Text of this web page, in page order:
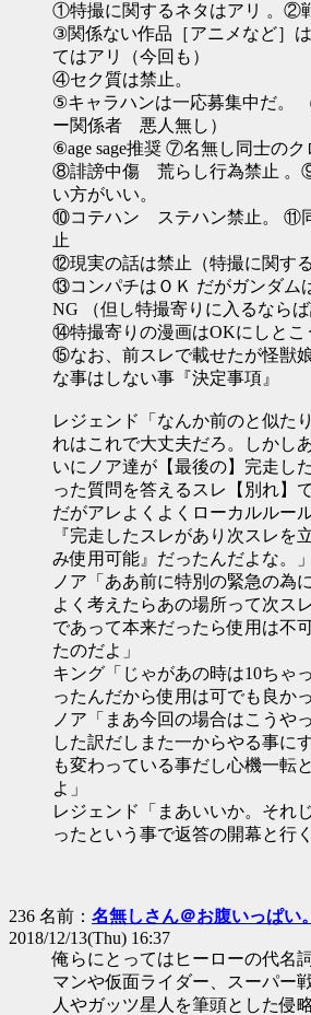
①特撮に関するネタはアリ 。②
③関係ない作品［アニメなど］
てはアリ（今回も）
④セク質は禁止。
⑤キャラハンは一応募集中だ。
ー関係者 悪人無し）
⑥age sage推奨 ⑦名無し同士のク
⑧誹謗中傷 荒らし行為禁止 。
い方がいい。
⑩コテハン ステハン禁止。 ⑪
止
⑫現実の話は禁止（特撮に関する
⑬コンパチはＯＫ だがガンダム
NG （但し特撮寄りに入るならば
⑭特撮寄りの漫画はOKにしとこ
⑮なお、前スレで載せたが怪獣
な事はしない事『決定事項』
レジェンド「なんか前のと似た
れはこれで大丈夫だろ。しかし
いにノア達が【最後の】完走し
った質問を答えるスレ【別れ】
だがアレよくよくローカルルー
『完走したスレがあり次スレを
み使用可能』だったんだよな。」
ノア「ああ前に特別の緊急の為
よく考えたらあの場所って次ス
であって本来だったら使用は不
たのだよ」
キング「じゃがあの時は10ちゃ
ったんだから使用は可でも良か
ノア「まあ今回の場合はこうや
した訳だしまた一からやる事に
も変わっている事だし心機一転
よ」
レジェンド「まあいいか。それ
ったという事で返答の開幕と行
236 名前： 名無しさん＠お腹いっぱい
2018/12/13(Thu) 16:37
俺らにとってはヒーローの代名
マンや仮面ライダー、スーパー
人やガッツ星人を筆頭とした侵